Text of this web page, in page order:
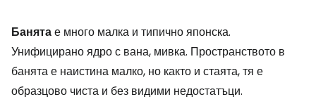
Банятае много малка и типично японска.
Унифицирано ядро с вана, мивка. Пространството в
банята е наистина малко, но както и стаята, тя е
образцово чиста и без видими недостатъци.